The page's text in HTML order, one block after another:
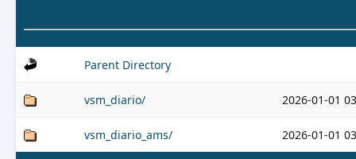
Parent Directory
vsm_diario/ 2026-01-01
vsm_diario_ams/ 2026-01-01